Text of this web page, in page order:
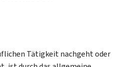
Tätigkeit nachgeht oder